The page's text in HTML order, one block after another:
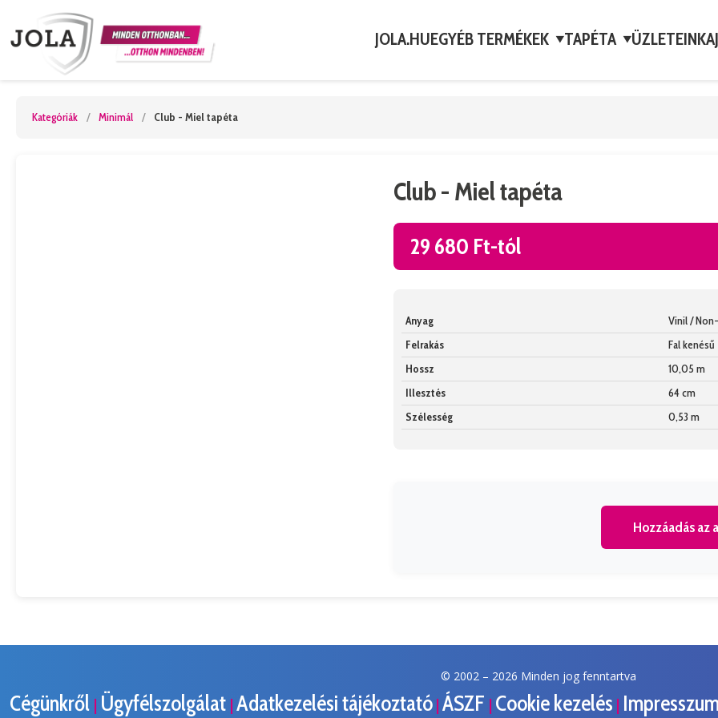
JOLA.HUEGYÉB TERMÉKEK ▼TAPÉTA ▼ÜZLETEINK
Kategóriák / Minimál / Club - Miel tapéta
Club - Miel tapéta
29 680 Ft-tól
Anyag
Vinil /
Felrakás
Fal kenésű
Hossz
10,05 m
Illesztés
64 cm
Szélesség
0,53 m
Hozzáadás az
© 2002 – 2026 Minden jog fenntartva
Cégünkről | Ügyfélszolgálat | Adatkezelési tájékoztató | ÁSZF | Cookie kezelés |